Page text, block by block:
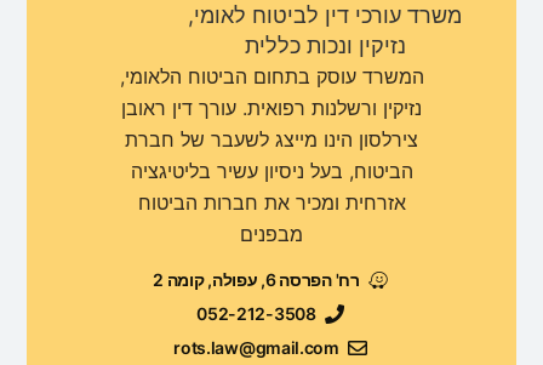
משרד עורכי דין לביטוח לאומי,
נזיקין ונכות כללית
המשרד עוסק בתחום הביטוח הלאומי,
נזיקין ורשלנות רפואית. עורך דין ראובן
צירלסון הינו מייצג לשעבר של חברת
הביטוח, בעל ניסיון עשיר בליטיגציה
אזרחית ומכיר את חברות הביטוח
מבפנים
רח' הפרסה 6, עפולה, קומה 2
052-212-3508
rots.law@gmail.com